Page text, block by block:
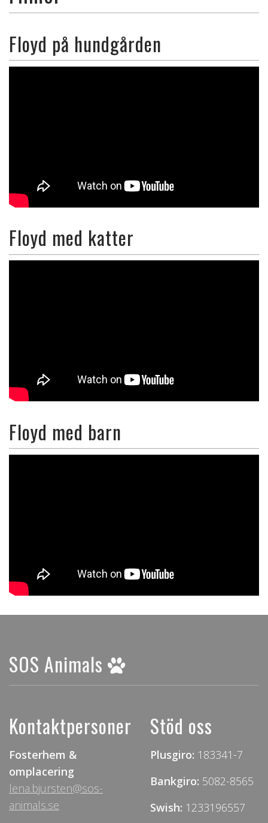
Floyd på hundgården
Floyd med katter
Floyd med barn
SOS Animals
Kontaktpersoner
Fosterhem &
omplacering
lena.bjursten@sos-
animals.se
Stöd oss
Plusgiro: 183341-7
Bankgiro: 5082-8565
Swish: 1233196557